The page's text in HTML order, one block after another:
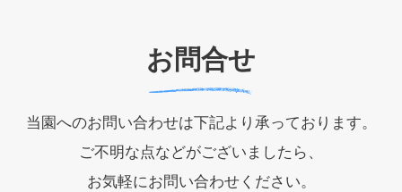
お問合せ
当園へのお問い合わせは下記より承っております。
ご不明な点などがございましたら、
お気軽にお問い合わせください。